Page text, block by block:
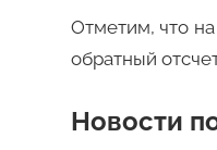
Отметим, что
обратный
Новости